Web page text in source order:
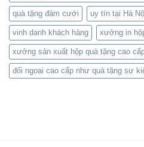
quà tặng đám cưới uy tín tại Hà
vinh danh khách hàng xưởng in
xưởng sản xuất hộp quà tặng cao
đối ngoại cao cấp như quà tặng sự